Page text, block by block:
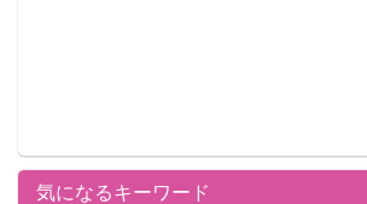
気になるキーワード